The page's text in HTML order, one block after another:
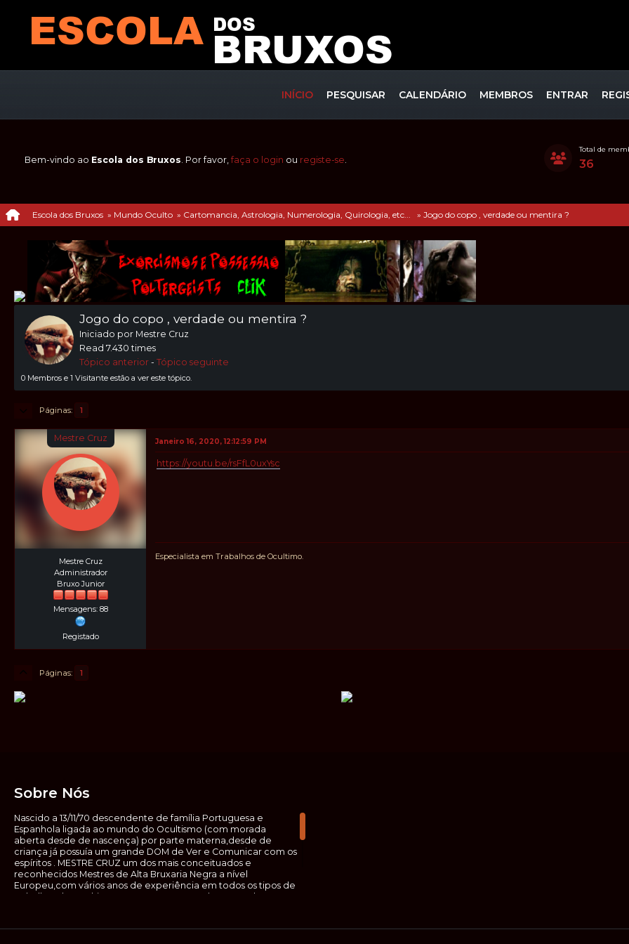
INÍCIO PESQUISAR CALENDÁRIO MEMBROS ENTRAR
Bem-vindo ao Escola dos Bruxos. Por favor, faça o login ou registe-se.
Total de
36
Escola dos Bruxos » Mundo Oculto » Cartomancia, Astrologia, Numerologia, Quirologia, etc... » Jogo do copo , verdade ou mentira ?
Jogo do copo , verdade ou mentira ?
Iniciado por Mestre Cruz
Read 7.430 times
Tópico anterior - Tópico seguinte
0 Membros e 1 Visitante estão a ver este tópico.
Páginas 1
Mestre Cruz
Mestre Cruz
Administrador
Bruxo Junior
Mensagens: 88
Registado
Janeiro 16, 2020, 12:12:59 PM
https://youtu.be/rsFfL0uxYsc
Especialista em Trabalhos de Ocultimo.
Páginas 1
Sobre Nós
Nascido a 13/11/70 descendente de família Portuguesa e
Espanhola ligada ao mundo do Ocultismo (com morada
aberta desde de nascença) por parte materna,desde de
criança já possuía um grande DOM de Ver e Comunicar com os
espíritos . MESTRE CRUZ um dos mais conceituados e
reconhecidos Mestres de Alta Bruxaria Negra a nível
Europeu,com vários anos de experiência em todos os tipos de
trabalhos de Ocultismo. Escreveu os seus saberes ocultos em
desconhece, com prejuízo para ele mesmo e todos á sua